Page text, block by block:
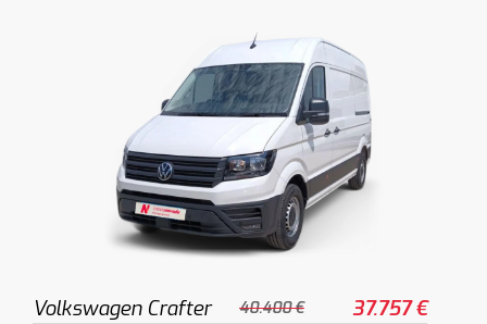
Volkswagen Crafter 40.400 € 37.757 €